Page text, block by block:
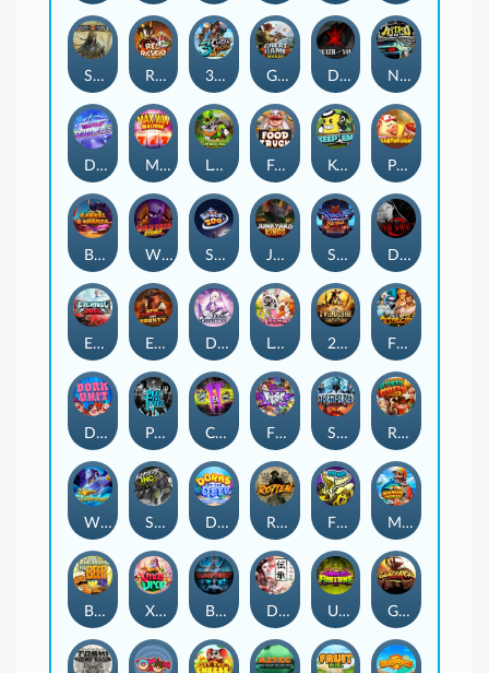
Sand and Ashes Red Rascal™ 3 Cursed Chests™ Great Game Rockies Death Becomes You Nitro Nights
Dandy Diamonds Max Win Machine Le Prechaun Fred's Food Truck Keep 'em Piggy Cluster Hunt
Barrel Bonanza Wild Dojo Strike Space Zoo Junkyard Kings Shadow Strike Dark Spiral
Eternal Duel EPIC BULLETS & BOUNTY Dusk Princess Le Bunny 2 Wild 2 Die Fist Of Destruction
Dork Unit Pray for Three Chaos Crew 2 Fighter Pit Stormforged Rusty & Curly
Wishbringer Slayers Inc Dorks of The Deep Rotten FRKN Bananas Marlin Master
Benny The Beer Xmas Drop Bloodthirst Densho Undead Fortune Gladiator Legends